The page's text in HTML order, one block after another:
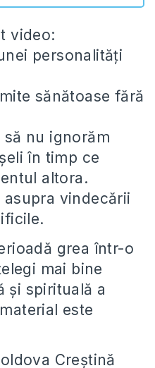
video:
personalități
sănătoase fără
să nu ignorăm
în timp ce
altora.
vindecării
grea într-o
mai bine
și spirituală a
este
Creștină